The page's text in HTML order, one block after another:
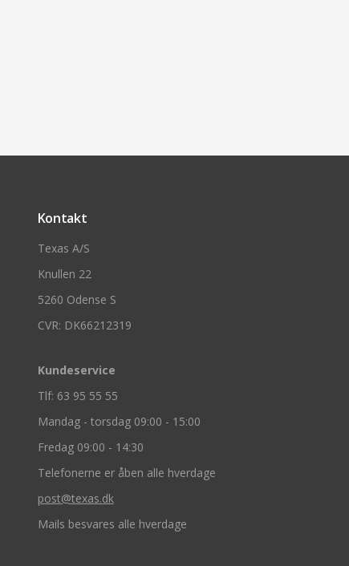
Kontakt
Texas A/S
Knullen 22
5260 Odense S
CVR: DK66212319
Kundeservice
Tlf: 63 95 55 55
Mandag - torsdag 09:00 - 15:00
Fredag 09:00 - 14:30
Telefonerne er åben alle hverdage
post@texas.dk
Mails besvares alle hverdage